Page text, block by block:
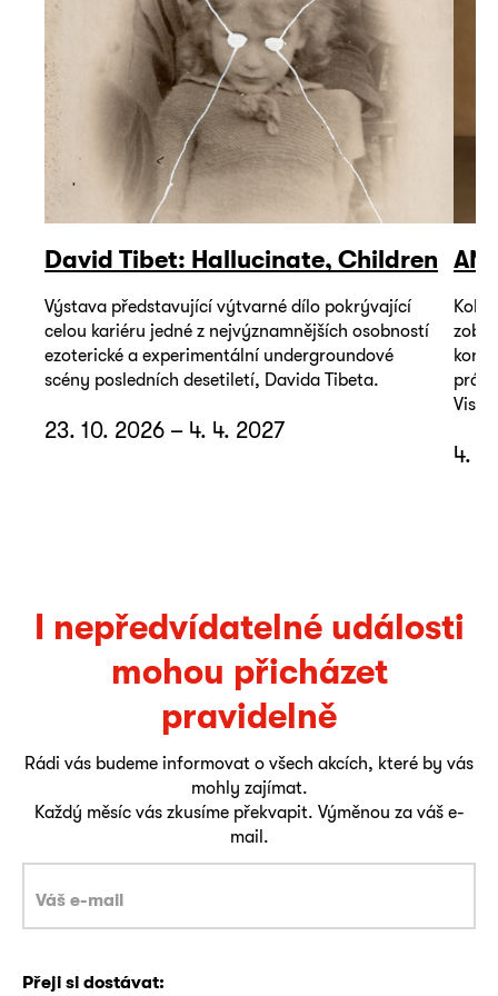
David Tibet: Hallucinate, Children
Výstava představující výtvarné dílo pokrývající
celou kariéru jedné z nejvýznamnějších osobností
ezoterické a experimentální undergroundové
scény posledních desetiletí, Davida Tibeta.
23. 10. 2026 – 4. 4. 2027
4.
I nepředvídatelné události
mohou přicházet
pravidelně
Rádi vás budeme informovat o všech akcích, které by vás
mohly zajímat.
Každý měsíc vás zkusíme překvapit. Výměnou za váš e-
mail.
Přeji si dostávat: